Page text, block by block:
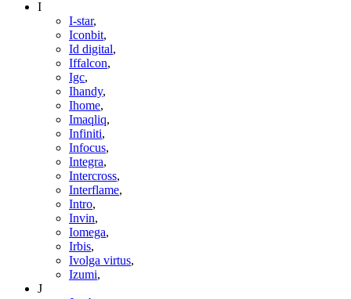
I
I-star,
Iconbit,
Id digital,
Iffalcon,
Igc,
Ihandy,
Ihome,
Imaqliq,
Infiniti,
Infocus,
Integra,
Intercross,
Interflame,
Intro,
Invin,
Iomega,
Irbis,
Ivolga virtus,
Izumi,
J